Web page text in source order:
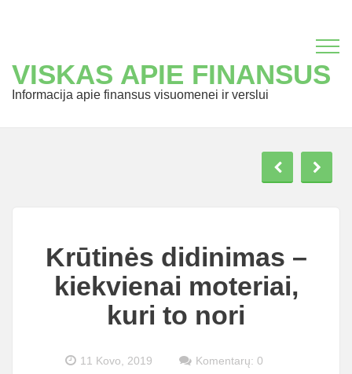
VISKAS APIE FINANSUS
Informacija apie finansus visuomenei ir verslui
Krūtinės didinimas –
kiekvienai moteriai,
kuri to nori
11 Kovo, 2019
Komentarų: 0